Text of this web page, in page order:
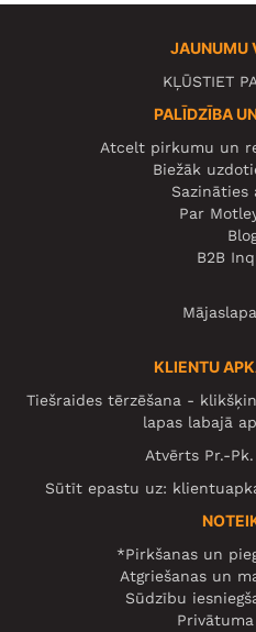
JAUNUMU
KĻŪSTIET
PALĪDZĪBA
Atcelt pirkumu un
Biežāk
Sazināties
Par
B2B
KLIENTU
Tiešraides tērzēšana -
lapas labajā
Atvērts Pr.-
Sūtīt epastu uz:
*Pirkšanas un
Atgriešanas un
Sūdzību